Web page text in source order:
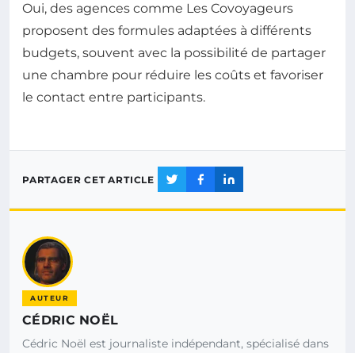
Oui, des agences comme Les Covoyageurs
proposent des formules adaptées à différents
budgets, souvent avec la possibilité de partager
une chambre pour réduire les coûts et favoriser
le contact entre participants.
PARTAGER CET ARTICLE
AUTEUR
CÉDRIC NOËL
Cédric Noël est journaliste indépendant, spécialisé dans